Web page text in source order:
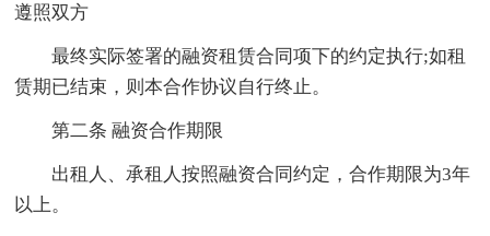
遵照双方
最终实际签署的融资租赁合同项下的约定执行;如租
赁期已结束，则本合作协议自行终止。
第二条 融资合作期限
出租人、承租人按照融资合同约定，合作期限为3年
以上。